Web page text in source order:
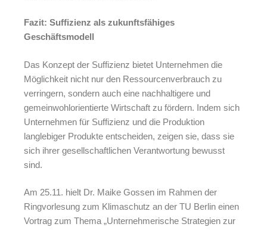
Fazit: Suffizienz als zukunftsfähiges
Geschäftsmodell
Das Konzept der Suffizienz bietet Unternehmen die
Möglichkeit nicht nur den Ressourcenverbrauch zu
verringern, sondern auch eine nachhaltigere und
gemeinwohlorientierte Wirtschaft zu fördern. Indem sich
Unternehmen für Suffizienz und die Produktion
langlebiger Produkte entscheiden, zeigen sie, dass sie
sich ihrer gesellschaftlichen Verantwortung bewusst
sind.
Am 25.11. hielt Dr. Maike Gossen im Rahmen der
Ringvorlesung zum Klimaschutz an der TU Berlin einen
Vortrag zum Thema „Unternehmerische Strategien zur
Mit
dem
Laden
des
ieren
Sie die
Daten
schutz